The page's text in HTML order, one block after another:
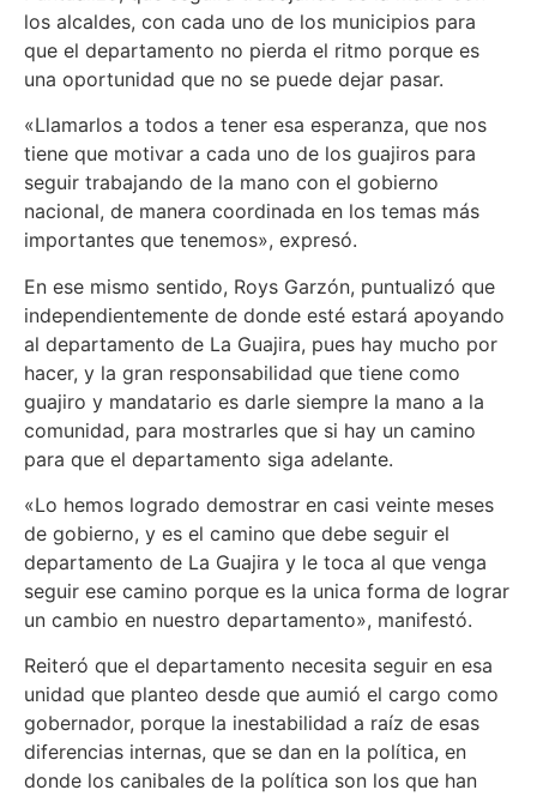
los alcaldes, con cada uno de los municipios para
que el departamento no pierda el ritmo porque es
una oportunidad que no se puede dejar pasar.
«Llamarlos a todos a tener esa esperanza, que nos
tiene que motivar a cada uno de los guajiros para
seguir trabajando de la mano con el gobierno
nacional, de manera coordinada en los temas más
importantes que tenemos», expresó.
En ese mismo sentido, Roys Garzón, puntualizó que
independientemente de donde esté estará apoyando
al departamento de La Guajira, pues hay mucho por
hacer, y la gran responsabilidad que tiene como
guajiro y mandatario es darle siempre la mano a la
comunidad, para mostrarles que si hay un camino
para que el departamento siga adelante.
«Lo hemos logrado demostrar en casi veinte meses
de gobierno, y es el camino que debe seguir el
departamento de La Guajira y le toca al que venga
seguir ese camino porque es la unica forma de lograr
un cambio en nuestro departamento», manifestó.
Reiteró que el departamento necesita seguir en esa
unidad que planteo desde que aumió el cargo como
gobernador, porque la inestabilidad a raíz de esas
diferencias internas, que se dan en la política, en
donde los canibales de la política son los que han